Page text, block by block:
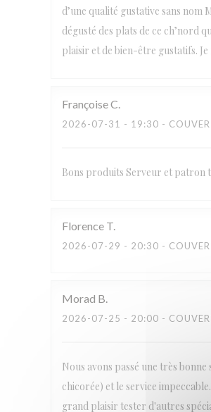
d’une qualité gustative sans nom
dégusté des plats de ce ch’nord
plaisir et de bien-être gustatifs.
FrançoiseC
2026-07-31 - 19:30 -
Bons produits Serveur et patron
Florence T
2026-07-29 - 20:30 -
Morad B
2026-07-25 - 20:00 -
Nous avons passé une très
chicorée) et le service
grand plaisir tester d'autres